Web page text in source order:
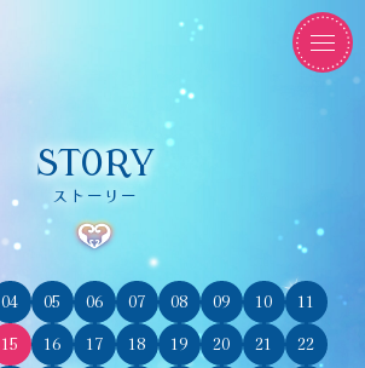
STORY
ストーリー
04 05 06 07 08 09 10 11
15 16 17 18 19 20 21 22